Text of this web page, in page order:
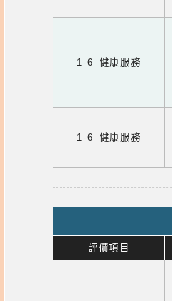
1-6 健康服務
1-6 健康服務
評價項目